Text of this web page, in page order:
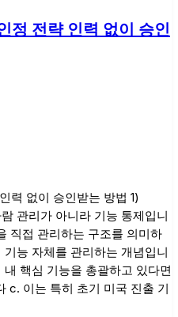
전략 인력 없이 승인
력 없이 승인받는 방법 1)
관리가 아니라 기능 통제입니
직접 관리하는 구조를 의미하
능 자체를 관리하는 개념입니
핵심 기능을 총괄하고 있다면
c. 이는 특히 초기 미국 진출 기